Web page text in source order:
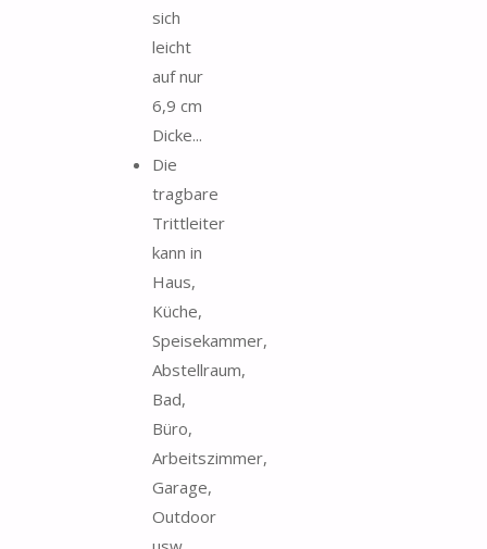
sich
leicht
auf nur
6,9 cm
Dicke...
Die
tragbare
Trittleiter
kann in
Haus,
Küche,
Speisekammer,
Abstellraum,
Bad,
Büro,
Arbeitszimmer,
Garage,
Outdoor